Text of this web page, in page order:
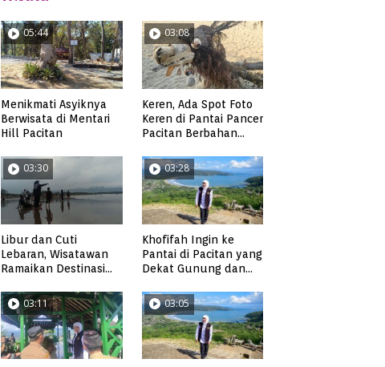
05:44
Menikmati Asyiknya
Berwisata di Mentari
Hill Pacitan
03:08
Keren, Ada Spot Foto
Keren di Pantai Pancer
Pacitan Berbahan
03:30
Libur dan Cuti
Lebaran, Wisatawan
Ramaikan Destinasi
03:28
Khofifah Ingin ke
Pantai di Pacitan yang
Dekat Gunung dan
Pangasan?
03:11 03:05